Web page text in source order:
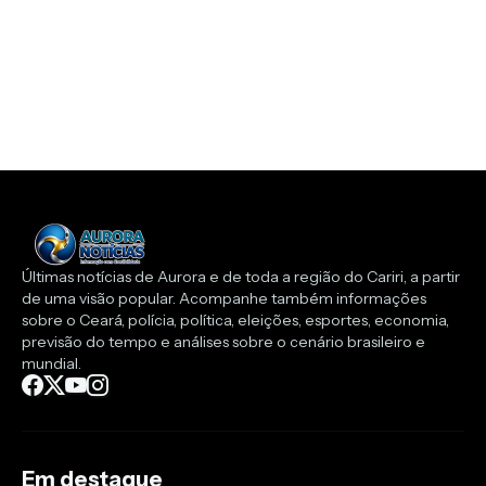
Últimas notícias de Aurora e de toda a região do Cariri, a partir
de uma visão popular. Acompanhe também informações
sobre o Ceará, polícia, política, eleições, esportes, economia,
previsão do tempo e análises sobre o cenário brasileiro e
mundial.
Em destaque